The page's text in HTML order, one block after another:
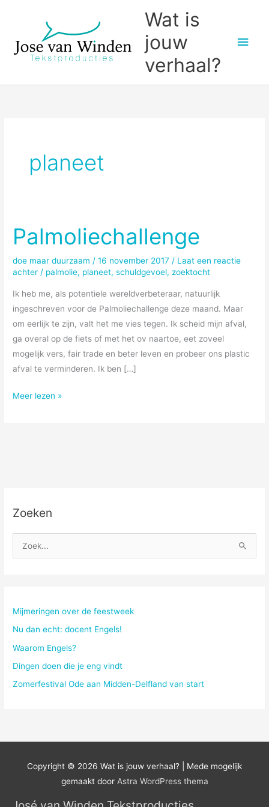
inhoud
Wat is
jouw
verhaal?
planeet
Palmoliechallenge
doe maar duurzaam /16 november 2017 / Laat een reactie
achter / palmolie, planeet,schuldgevoel, zoektocht
Ik heb me, als potentiele wereldverbeteraar, natuurlijk
ingeschreven voor de Palmoliechallenge deze maand. Maar
om eerlijk te zijn, valt het me vies tegen. Ik scheid mijn afval,
ga overal op de fiets of met het ov naartoe, eet zoveel
mogelijk vers, fair trade en beter leven en probeer ons plastic
afval te verminderen. Ik ben […]
Palmoliechallenge
Meer lezen »
Zoeken
o
r
:
Mijmeringen over de feestweek
Nu dan echt: docent Engels!
Waarom Engels?
Dingen doen die je eng vindt
Zomerfestival Ode aan Midden-Delfland van start
Copyright © 2026 Wat is jouw verhaal? | Mede mogelijk
gemaakt door Astra WordPress thema